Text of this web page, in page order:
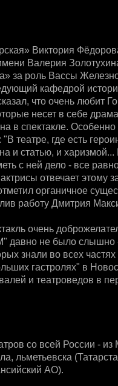
Виктория
Валерия
за роль Вассы
кафедрой
что очень любит
несет в себе
в спектакле.
театре, где есть
и статью, и харизмой...
с ней дело - все
отвечает этому
органичное
работу Дмитрия
очень
давно не было
знали во всех
гастролях" в
и театроведов в
со всей России -
льметьевска
АО).